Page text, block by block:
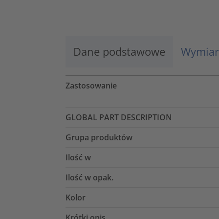
powered byUsercentrics Consent
Dane podstawowe
Zastosowanie
GLOBAL PART DESCRIPTION
Grupa produktów
Ilość w
Ilość w opak.
Kolor